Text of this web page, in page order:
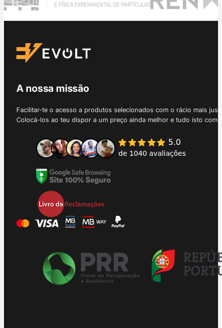
A nossa missão
Facilitar-te o acesso a produtos selecionados com o rácio mais
Colocá-los ao teu dispor a um preço ainda melhor e tudo isto